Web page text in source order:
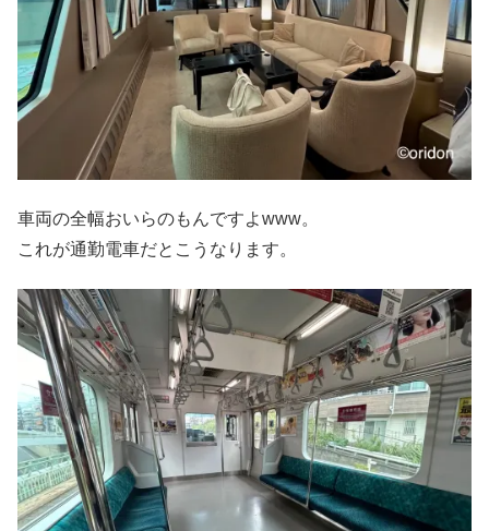
車両の全幅おいらのもんですよwww。
これが通勤電車だとこうなります。